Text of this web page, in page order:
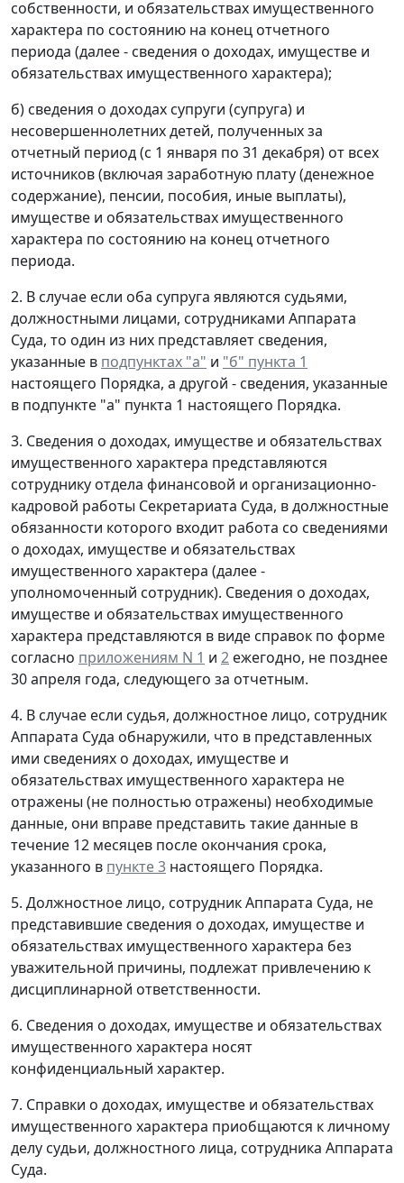
собственности, и обязательствах имущественного
характера по состоянию на конец отчетного
периода (далее - сведения о доходах, имуществе и
обязательствах имущественного характера);
б) сведения о доходах супруги (супруга) и
несовершеннолетних детей, полученных за
отчетный период (с 1 января по 31 декабря) от всех
источников (включая заработную плату (денежное
содержание), пенсии, пособия, иные выплаты),
имуществе и обязательствах имущественного
характера по состоянию на конец отчетного
периода.
2. В случае если оба супруга являются судьями,
должностными лицами, сотрудниками Аппарата
Суда, то один из них представляет сведения,
указанные в подпунктах "а" и "б" пункта 1
настоящего Порядка, а другой - сведения, указанные
в подпункте "а" пункта 1 настоящего Порядка.
3. Сведения о доходах, имуществе и обязательствах
имущественного характера представляются
сотруднику отдела финансовой и организационно-
кадровой работы Секретариата Суда, в должностные
обязанности которого входит работа со сведениями
о доходах, имуществе и обязательствах
имущественного характера (далее -
уполномоченный сотрудник). Сведения о доходах,
имуществе и обязательствах имущественного
характера представляются в виде справок по форме
согласно приложениям N 1 и 2 ежегодно, не позднее
30 апреля года, следующего за отчетным.
4. В случае если судья, должностное лицо, сотрудник
Аппарата Суда обнаружили, что в представленных
ими сведениях о доходах, имуществе и
обязательствах имущественного характера не
отражены (не полностью отражены) необходимые
данные, они вправе представить такие данные в
течение 12 месяцев после окончания срока,
указанного в пункте 3 настоящего Порядка.
5. Должностное лицо, сотрудник Аппарата Суда, не
представившие сведения о доходах, имуществе и
обязательствах имущественного характера без
уважительной причины, подлежат привлечению к
дисциплинарной ответственности.
6. Сведения о доходах, имуществе и обязательствах
имущественного характера носят
конфиденциальный характер.
7. Справки о доходах, имуществе и обязательствах
имущественного характера приобщаются к личному
делу судьи, должностного лица, сотрудника Аппарата
Суда.